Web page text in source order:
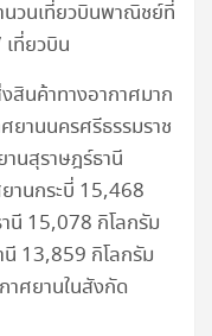
นวนเที่ยวบินพาณิชย์ที่
ที่ยวบิน
สินค้าทางอากาศมาก
ยานนครศรีธรรมราช
นสุราษฎร์ธานี
านกระบี่ 15,468
นี 15,078 กิโลกรัม
13,859 กิโลกรัม
าศยานในสังกัด